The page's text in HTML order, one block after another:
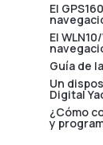
El
El
Guía de
Un
Digital
¿Cómo
y